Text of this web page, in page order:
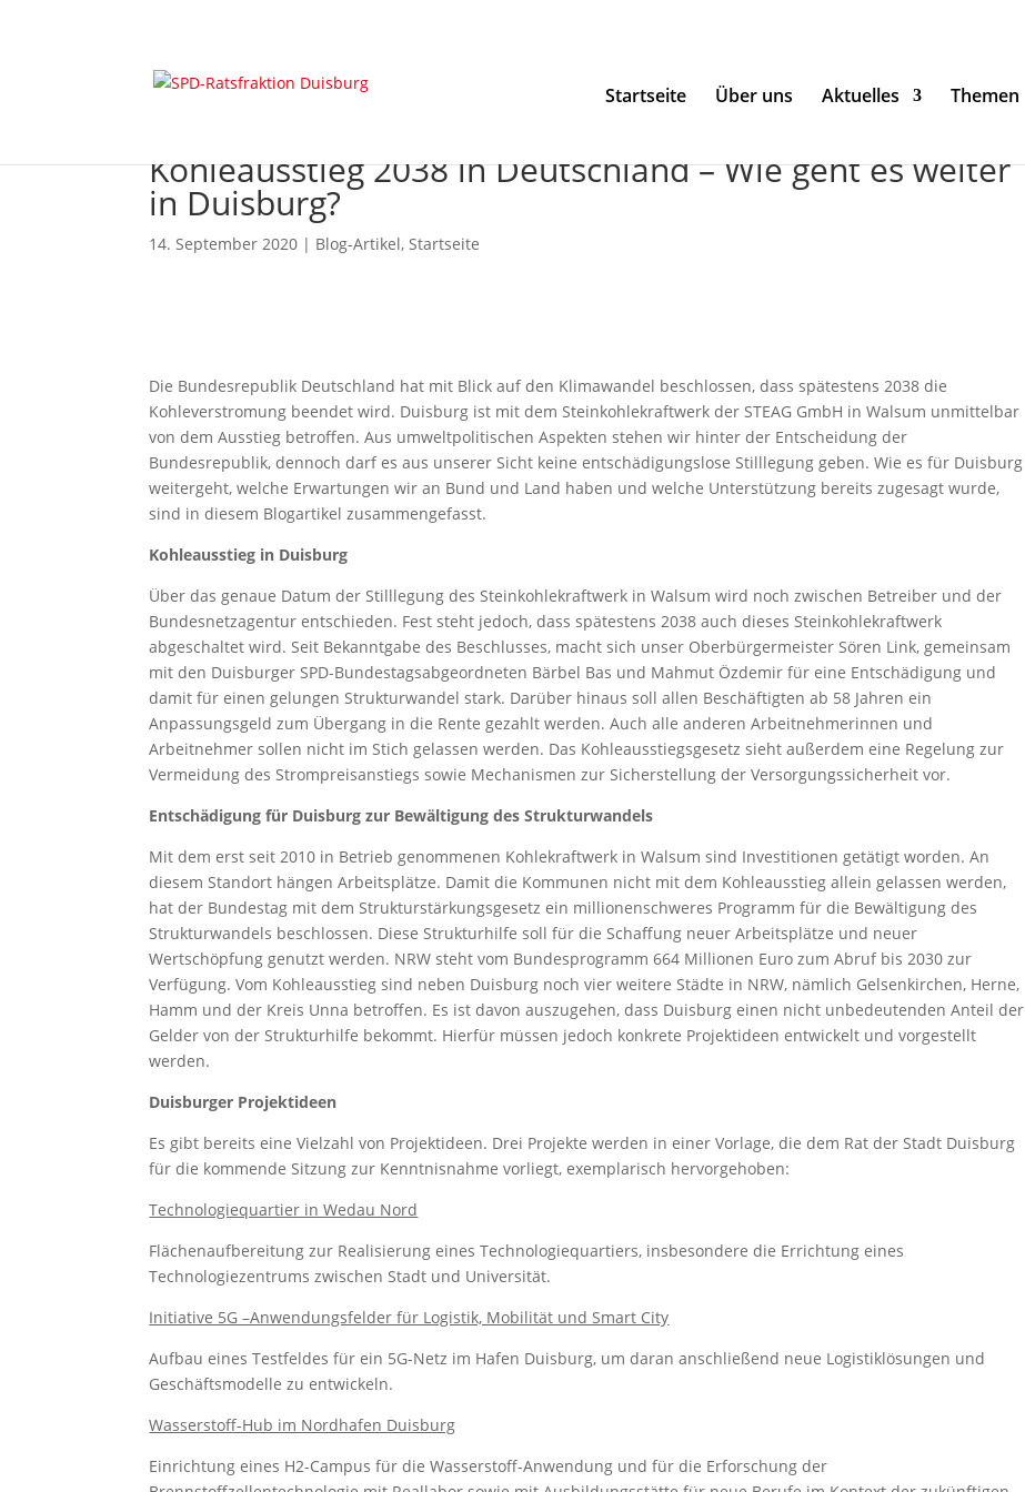
Startseite Über uns Aktuelles Themen
Kohleausstieg 2038 in Deutschland – Wie geht es weiter
in Duisburg?
14. September 2020 | Blog-Artikel,Startseite
Die Bundesrepublik Deutschland hat mit Blick auf den Klimawandel beschlossen, dass spätestens 2038 die
Kohleverstromung beendet wird. Duisburg ist mit dem Steinkohlekraftwerk der STEAG GmbH in Walsum unmittelbar
von dem Ausstieg betroffen. Aus umweltpolitischen Aspekten stehen wir hinter der Entscheidung der
Bundesrepublik, dennoch darf es aus unserer Sicht keine entschädigungslose Stilllegung geben. Wie es für Duisburg
weitergeht, welche Erwartungen wir an Bund und Land haben und welche Unterstützung bereits zugesagt wurde,
sind in diesem Blogartikel zusammengefasst.
Kohleausstieg in Duisburg
Über das genaue Datum der Stilllegung des Steinkohlekraftwerk in Walsum wird noch zwischen Betreiber und der
Bundesnetzagentur entschieden. Fest steht jedoch, dass spätestens 2038 auch dieses Steinkohlekraftwerk
abgeschaltet wird. Seit Bekanntgabe des Beschlusses, macht sich unser Oberbürgermeister Sören Link, gemeinsam
mit den Duisburger SPD-Bundestagsabgeordneten Bärbel Bas und Mahmut Özdemir für eine Entschädigung und
damit für einen gelungen Strukturwandel stark. Darüber hinaus soll allen Beschäftigten ab 58 Jahren ein
Anpassungsgeld zum Übergang in die Rente gezahlt werden. Auch alle anderen Arbeitnehmerinnen und
Arbeitnehmer sollen nicht im Stich gelassen werden. Das Kohleausstiegsgesetz sieht außerdem eine Regelung zur
Vermeidung des Strompreisanstiegs sowie Mechanismen zur Sicherstellung der Versorgungssicherheit vor.
Entschädigung für Duisburg zur Bewältigung des Strukturwandels
Mit dem erst seit 2010 in Betrieb genommenen Kohlekraftwerk in Walsum sind Investitionen getätigt worden. An
diesem Standort hängen Arbeitsplätze. Damit die Kommunen nicht mit dem Kohleausstieg allein gelassen werden,
hat der Bundestag mit dem Strukturstärkungsgesetz ein millionenschweres Programm für die Bewältigung des
Strukturwandels beschlossen. Diese Strukturhilfe soll für die Schaffung neuer Arbeitsplätze und neuer
Wertschöpfung genutzt werden. NRW steht vom Bundesprogramm 664 Millionen Euro zum Abruf bis 2030 zur
Verfügung. Vom Kohleausstieg sind neben Duisburg noch vier weitere Städte in NRW, nämlich Gelsenkirchen, Herne,
Hamm und der Kreis Unna betroffen. Es ist davon auszugehen, dass Duisburg einen nicht unbedeutenden Anteil der
Gelder von der Strukturhilfe bekommt. Hierfür müssen jedoch konkrete Projektideen entwickelt und vorgestellt
werden.
Duisburger Projektideen
Es gibt bereits eine Vielzahl von Projektideen. Drei Projekte werden in einer Vorlage, die dem Rat der Stadt Duisburg
für die kommende Sitzung zur Kenntnisnahme vorliegt, exemplarisch hervorgehoben:
Technologiequartier in Wedau Nord
Flächenaufbereitung zur Realisierung eines Technologiequartiers, insbesondere die Errichtung eines
Technologiezentrums zwischen Stadt und Universität.
Initiative 5G –Anwendungsfelder für Logistik, Mobilität und Smart City
Aufbau eines Testfeldes für ein 5G-Netz im Hafen Duisburg, um daran anschließend neue Logistiklösungen und
Geschäftsmodelle zu entwickeln.
Wasserstoff-Hub im Nordhafen Duisburg
Einrichtung eines H2-Campus für die Wasserstoff-Anwendung und für die Erforschung der